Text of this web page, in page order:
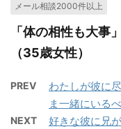
メール相談2000件以上
「体の相性も大事
（35歳女性）
PREV
わたしが彼に
ま一緒にいる
NEXT
好きな彼に兄